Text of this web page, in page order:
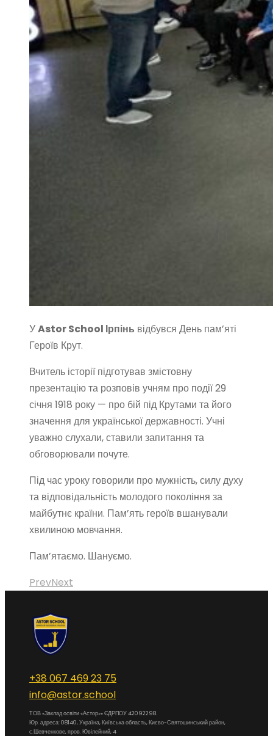
УAstor School Ірпінь відбувся День пам’яті
Героїв Крут.
Вчитель історії підготував змістовну
презентацію та розповів учням про події 29
січня 1918 року — про бій під Крутами та його
значення для української державності. Учні
уважно слухали, ставили запитання та
обговорювали почуте.
Під час уроку говорили про мужність, силу духу
та відповідальність молодого покоління за
майбутнє країни. Пам’ять героїв вшанували
хвилиною мовчання.
Пам’ятаємо. Шануємо.
PrevNext
+38 067 469 23 75
info@astor.school
ТОВ «Заклад освіти «Астор»» ЄДРПОУ 42092298.
Юр. адреса: 08140, Україна, Київська область, Києво-Святошинський район,
с.Шевченкове, пров. Ювілейний, 4